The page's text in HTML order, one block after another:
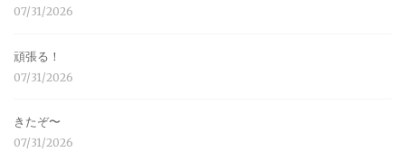
07/31/2026
頑張る！
07/31/2026
きたぞ〜
07/31/2026